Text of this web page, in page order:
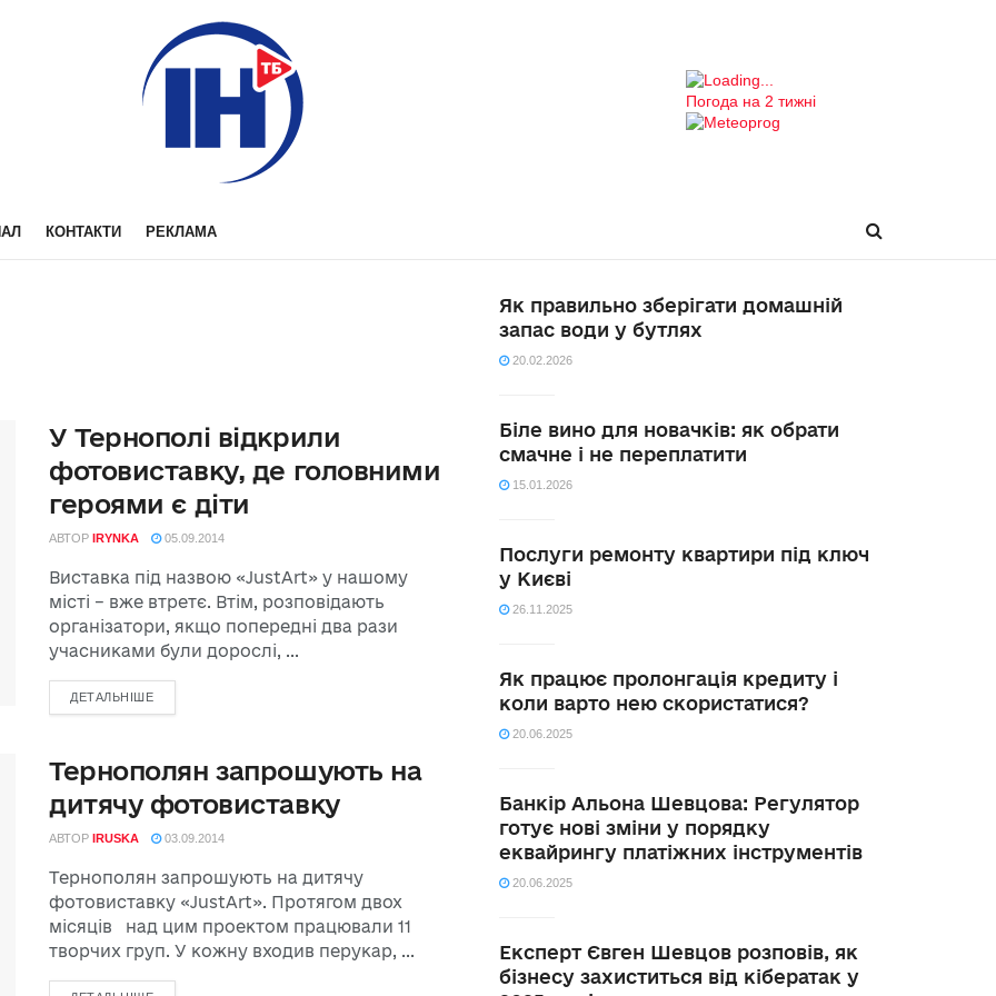
Погода на 2 тижні
КОНТАКТИ РЕКЛАМА
У Тернополі відкрили
фотовиставку, де головними
героями є діти
АВТОР IRYNKA 05.09.2014
Виставка під назвою «JustArt» у нашому
місті – вже втретє. Втім, розповідають
організатори, якщо попередні два рази
учасниками були дорослі, ...
ДЕТАЛЬНІШЕ
Тернополян запрошують на
дитячу фотовиставку
АВТОР IRUSKA 03.09.2014
Тернополян запрошують на дитячу
фотовиставку «JustArt». Протягом двох
місяців над цим проектом працювали 11
творчих груп. У кожну входив перукар, ...
Як правильно зберігати домашній
запас води у бутлях
20.02.2026
Біле вино для новачків: як обрати
смачне і не переплатити
15.01.2026
Послуги ремонту квартири під ключ
у Києві
26.11.2025
Як працює пролонгація кредиту і
коли варто нею скористатися?
20.06.2025
Банкір Альона Шевцова: Регулятор
готує нові зміни у порядку
еквайрингу платіжних інструментів
20.06.2025
Експерт Євген Шевцов розповів, як
бізнесу захиститься від кібератак у